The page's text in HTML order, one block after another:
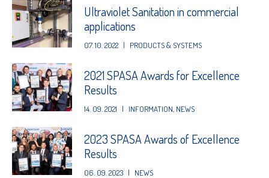
Ultraviolet Sanitation in commercial
applications
07. 10. 2022 | PRODUCTS & SYSTEMS
2021 SPASA Awards for Excellence
Results
14. 09. 2021 | INFORMATION NEWS
2023 SPASA Awards of Excellence
Results
06. 09. 2023 | NEWS